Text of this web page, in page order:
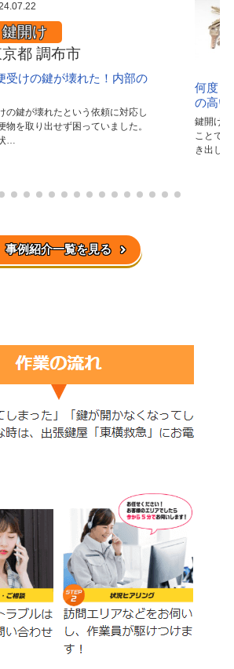
鍵開け
都 調布市
受けの鍵が壊れた！内部の
の鍵が壊れたという依頼に対応し
物を取り出せず困っていました。
…
何度も
の高い
鍵開け
ことで
き出し(
事例紹介一覧を見る